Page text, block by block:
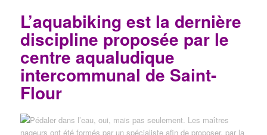
L’aquabiking est la dernière
discipline proposée par le
centre aqualudique
intercommunal de Saint-
Flour